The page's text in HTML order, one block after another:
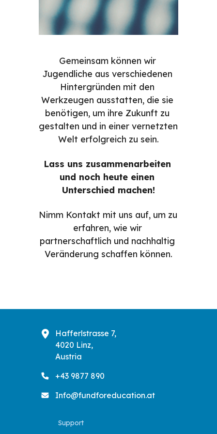
Gemeinsam können wir
Jugendliche aus verschiedenen
Hintergründen mit den
Werkzeugen ausstatten, die sie
benötigen, um ihre Zukunft zu
gestalten und in einer vernetzten
Welt erfolgreich zu sein.
Lass uns zusammenarbeiten
und noch heute einen
Unterschied machen!
Nimm Kontakt mit uns auf, um zu
erfahren, wie wir
partnerschaftlich und nachhaltig
Veränderung schaffen können.
Hafferlstrasse 7,
4020 Linz,
Austria
+43 9877 890
Info@fundforeducation.at
Support